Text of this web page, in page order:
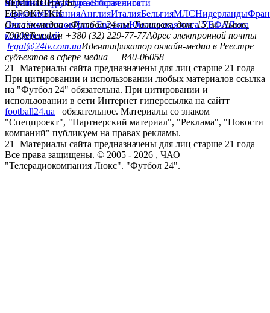
политикаСтруктура собственности
УкраинаПервая лигаВторая лига
ЧЕМПИОНАТЫ
ГерманияИспанияАнглияИталияБельгияМЛСНидерланды
ЕВРОКУБКИ
Лига чемпионовЛига ЕвропыЮношеская лига УЕФАЛига
конференций
Онлайн-медиа «Футбол 24»пл. Галицкая, дом. 15, м. Львов,
79008Телефон +380 (32) 229-77-77Адрес электронной почты
legal@24tv.com.uaИдентификатор онлайн-медиа в Реестре
субъектов в сфере медиа — R40-06058
21+Материалы сайта предназначены для лиц старше 21 года
При цитировании и использовании любых материалов ссылка
на "Футбол 24" обязательна. При цитировании и
использовании в сети Интернет гиперссылка на сайтт
football24.ua
обязательное. Материалы со знаком
"Спецпроект", "Партнерский материал", "Реклама", "Новости
компаний" публикуем на правах рекламы.
21+Материалы сайта предназначены для лиц старше 21 года
Все права защищены. © 2005 - 2026 , ЧАО
"Телерадиокомпания Люкс". "Футбол 24".